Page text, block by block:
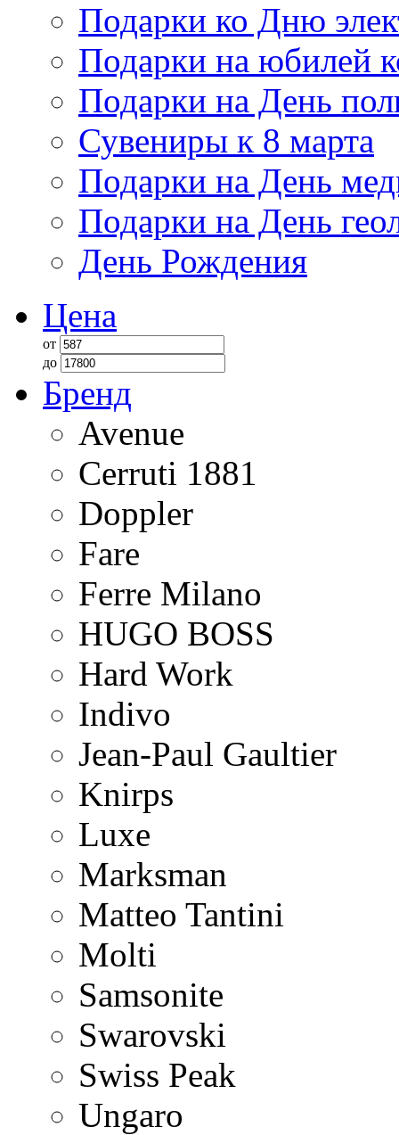
Подарки ко Дню
Подарки на юбилей
Подарки на День
Сувениры к 8 марта
Подарки на День
Подарки на День
День Рождения
Цена
от
до
Бренд
Avenue
Cerruti 1881
Doppler
Fare
Ferre Milano
HUGO BOSS
Hard Work
Indivo
Jean-Paul Gaultier
Knirps
Luxe
Marksman
Matteo Tantini
Molti
Samsonite
Swarovski
Swiss Peak
Ungaro